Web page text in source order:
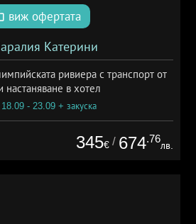
виж офертата
Катерини
ривиера с транспорт от
настаняване в хотел
18.09 - 23.09 + закуска
345€ / 674.76
лв.